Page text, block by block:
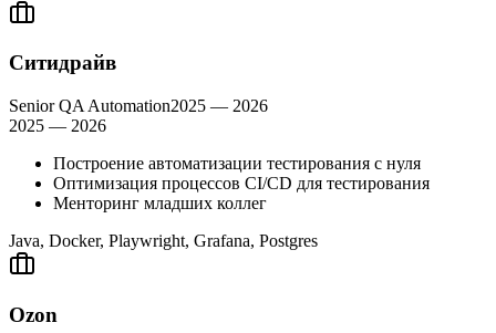
Ситидрайв
Senior QA Automation2025 — 2026
2025 — 2026
Построение автоматизации тестирования с нуля
Оптимизация процессов CI/CD для тестирования
Менторинг младших коллег
Java, Docker, Playwright, Grafana, Postgres
Ozon